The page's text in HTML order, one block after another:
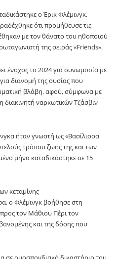
ο Έρικ Φλέμινγκ,
ότι προμήθευσε τις
με τον θάνατο του ηθοποιού
της σειράς «Friends».
ένοχος το 2024 για συνωμοσία με
διανομή της ουσίας που
βλάβη, αφού, σύμφωνα με
διακινητή ναρκωτικών Τζάσβιν
ήταν γνωστή ως «Βασίλισσα
τρόπου ζωής της και των
μήνα καταδικάστηκε σε 15
κεταμίνης
ο Φλέμινγκ βοήθησε στη
τον Μάθιου Πέρι τον
και της δόσης που